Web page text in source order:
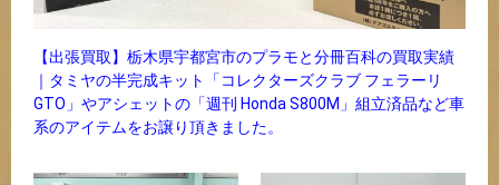
【出張買取】栃木県宇都宮市のプラモと分冊百科の買取実績
｜タミヤの半完成キット「コレクターズクラブ フェラーリ
GTO」やアシェットの「週刊 Honda S800M」組立済品など車
系のアイテムをお譲り頂きました。